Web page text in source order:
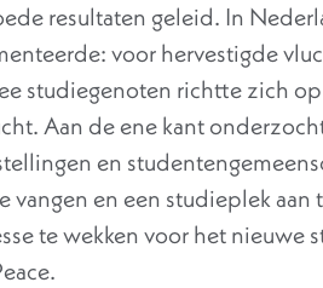
resultaten geleid. In
voor hervestigde
studiegenoten richtte zich
Aan de ene kant
en
en een studieplek aan
te wekken voor het nieuwe